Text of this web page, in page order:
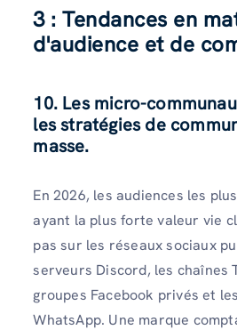
3 : Tendances en
d'audience et de
10. Les micro-
les stratégies de
masse.
En 2026, les audiences les
ayant la plus forte valeur vie
pas sur les réseaux sociaux
serveurs Discord, les chaînes
groupes Facebook privés et
WhatsApp. Une marque